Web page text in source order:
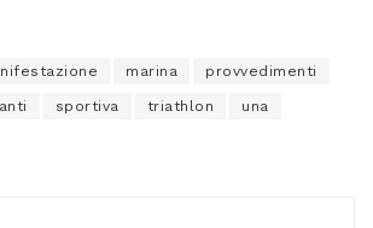
marina provvedimenti
sportiva triathlon una